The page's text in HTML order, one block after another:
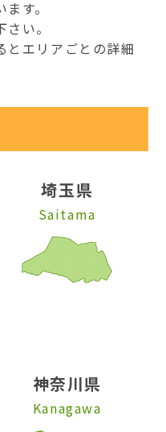
す。
い。
とエリアごとの詳細
埼玉県
Saitama
神奈川県
Kanagawa